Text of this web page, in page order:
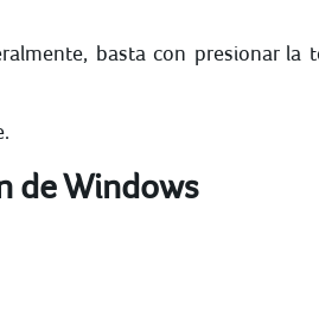
basta con presionar la
de Windows